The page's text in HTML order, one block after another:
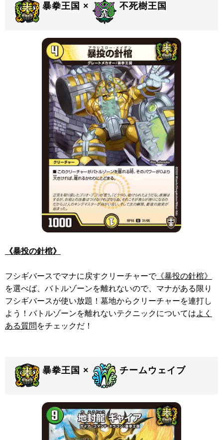
暴拳王国 × 不死樹王国
《暴投の針棺》
フシギバースでマナに戻すクリーチャーで《暴投の針棺》
を選べば、バトルゾーンを離れないので、マナがある限り
フシギバースが使い放題！墓地からクリーチャーを連打し
よう！バトルゾーンを離れないテクニックについてはよく
ある質問 をチェックだ！
暴拳王国 × チームウェイブ